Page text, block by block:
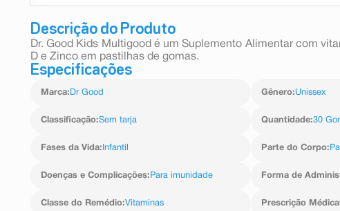
Descrição do Produto
Dr. Good Kids Multigood é um Suplemento Alimentar com
D e Zinco em pastilhas de gomas.
Especificações
Marca: Dr Good Gênero:Unissex
Classificação:Sem tarja Quantidade:30
Fases da Vida: Infantil Parte do Corpo:
Doenças e Complicações: Para imunidade Forma de
Classe do Remédio:Vitaminas Prescrição Médica